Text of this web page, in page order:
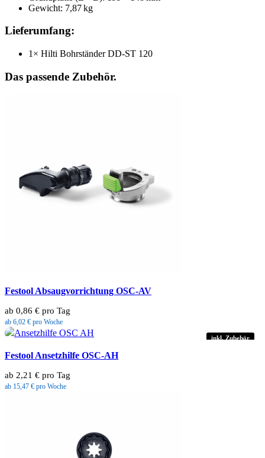
Gewicht: 7,87 kg
Lieferumfang:
1× Hilti Bohrständer DD-ST 120
Das passende Zubehör.
Festool Absaugvorrichtung OSC-AV
ab 0,86 € pro Tag
ab 6,02 € pro Woche
inkl. Zubehör
Festool Ansetzhilfe OSC-AH
ab 2,21 € pro Tag
ab 15,47 € pro Woche